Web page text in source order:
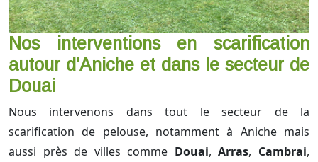
Nos interventions en scarification
autour d'Aniche et dans le secteur de
Douai
Nous intervenons dans tout le secteur de la
scarification de pelouse, notamment à Aniche mais
aussi près de villes comme Douai,Arras, Cambrai,